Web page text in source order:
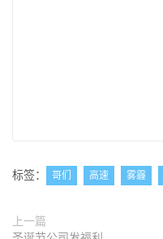
标签： 哥们 高速 雾霾
上一篇